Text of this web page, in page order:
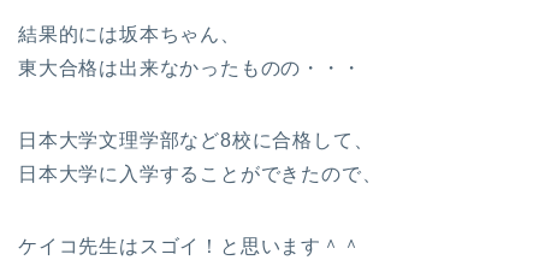
結果的には坂本ちゃん、
東大合格は出来なかったものの・・・
日本大学文理学部など8校に合格して、
日本大学に入学することができたので、
ケイコ先生はスゴイ！と思います＾＾